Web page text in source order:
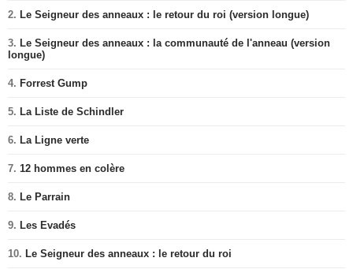
2. Le Seigneur des anneaux : le retour du roi (version longue)
3. Le Seigneur des anneaux : la communauté de l'anneau (version
longue)
4. Forrest Gump
5. La Liste de Schindler
6. La Ligne verte
7. 12 hommes en colère
8. Le Parrain
9. Les Evadés
10. Le Seigneur des anneaux : le retour du roi